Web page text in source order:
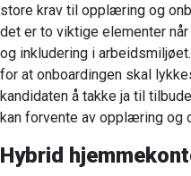
store krav til opplæring og
det er to viktige elementer
og inkludering i
for at onboardingen skal
kandidaten å takke ja til
kan forvente av opplæring og
Hybrid